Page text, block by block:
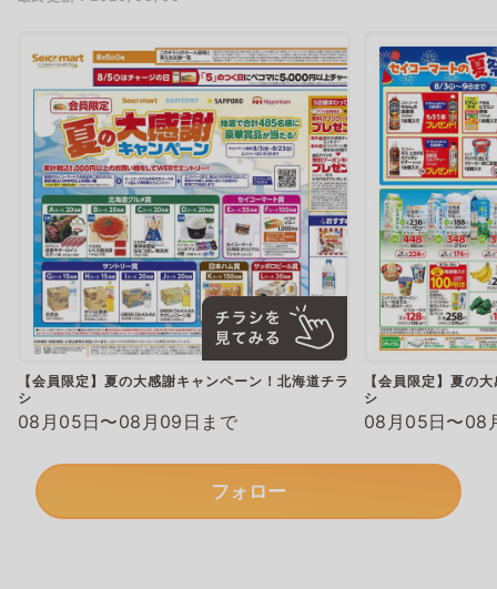
【会員限定】夏の大感謝キャンペーン！北海道チラ
シ
08月05日〜08月09日まで
【会員限定】夏の
シ
08月05日〜08
フォロー